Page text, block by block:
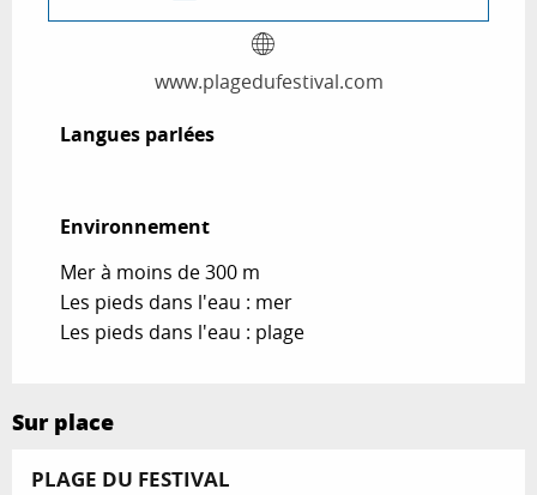
www.plagedufestival.com
Langues parlées
Langues parlées
Environnement
Environnement
Mer à moins de 300 m
Les pieds dans l'eau : mer
Les pieds dans l'eau : plage
Sur place
PLAGE DU FESTIVAL